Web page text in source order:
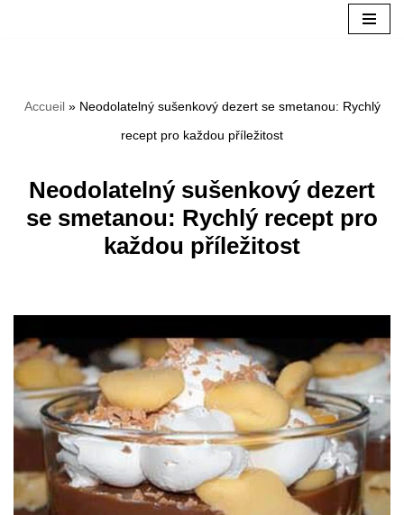
contenu
Accueil» Neodolatelný sušenkový dezert se smetanou: Rychlý
recept pro každou příležitost
Neodolatelný sušenkový dezert
se smetanou: Rychlý recept pro
každou příležitost